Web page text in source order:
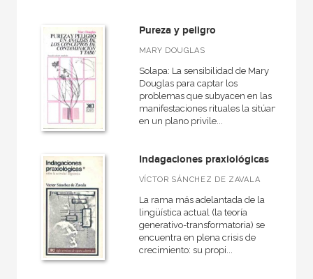
Pureza y peligro
MARY DOUGLAS
Solapa: La sensibilidad de Mary
Douglas para captar los
problemas que subyacen en las
manifestaciones rituales la sitúan
en un plano privile...
Indagaciones praxiológicas
VÍCTOR SÁNCHEZ DE ZAVALA
La rama más adelantada de la
lingüística actual (la teoría
generativo-transformatoria) se
encuentra en plena crisis de
crecimiento: su propi...